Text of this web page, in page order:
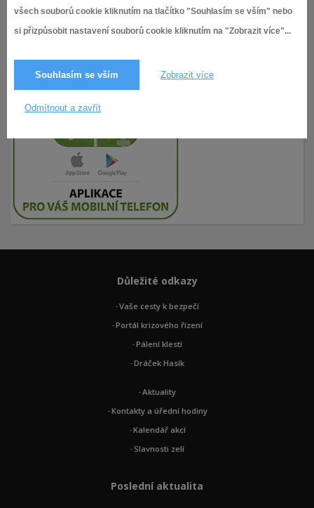
všech souborů cookie kliknutím na tlačítko "Souhlasím se vším" nebo
si přizpůsobit nastavení souborů cookie kliknutím na "Zobrazit více"...
Souhlasím se vším Zobrazit více
Odmítnout a zavřít
Důležité odkazy
Vaše cesty k bezpečí
Portál krizového řízení
Pálení klestí
Dráček Hasík
Aktuality
Kontakty a úřední hodiny
Kalendář akcí
Slavnosti zelí
Poslední aktualita